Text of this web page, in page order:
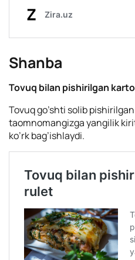
Shanba
Tovuq bilan pishirilgan
Tovuq go’shti solib
taomnomangizga yangilik
ko’rk bag’ishlaydi.